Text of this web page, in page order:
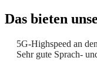
Das bieten
5G-Highspeed an
Sehr gute Sprach-